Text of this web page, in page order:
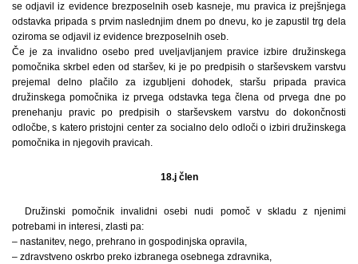
se odjavil iz evidence brezposelnih oseb kasneje, mu pravica iz prejšnjega
odstavka pripada s prvim naslednjim dnem po dnevu, ko je zapustil trg dela
oziroma se odjavil iz evidence brezposelnih oseb.
Če je za invalidno osebo pred uveljavljanjem pravice izbire družinskega
pomočnika skrbel eden od staršev, ki je po predpisih o starševskem varstvu
prejemal delno plačilo za izgubljeni dohodek, staršu pripada pravica
družinskega pomočnika iz prvega odstavka tega člena od prvega dne po
prenehanju pravic po predpisih o starševskem varstvu do dokončnosti
odločbe, s katero pristojni center za socialno delo odloči o izbiri družinskega
pomočnika in njegovih pravicah.
18.j člen
Družinski pomočnik invalidni osebi nudi pomoč v skladu z njenimi
potrebami in interesi, zlasti pa:
– nastanitev, nego, prehrano in gospodinjska opravila,
– zdravstveno oskrbo preko izbranega osebnega zdravnika,